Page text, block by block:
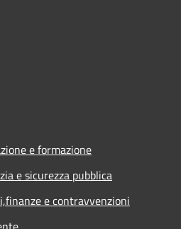
e formazione
e sicurezza pubblica
e contravvenzioni